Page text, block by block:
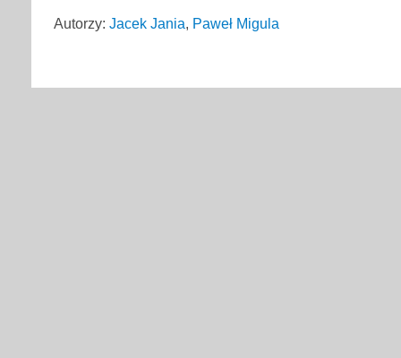
Autorzy: Jacek Jania, Paweł Migula